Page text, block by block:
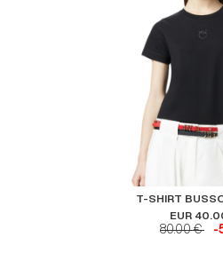
T-SHIRT
EUR
80.00 € -